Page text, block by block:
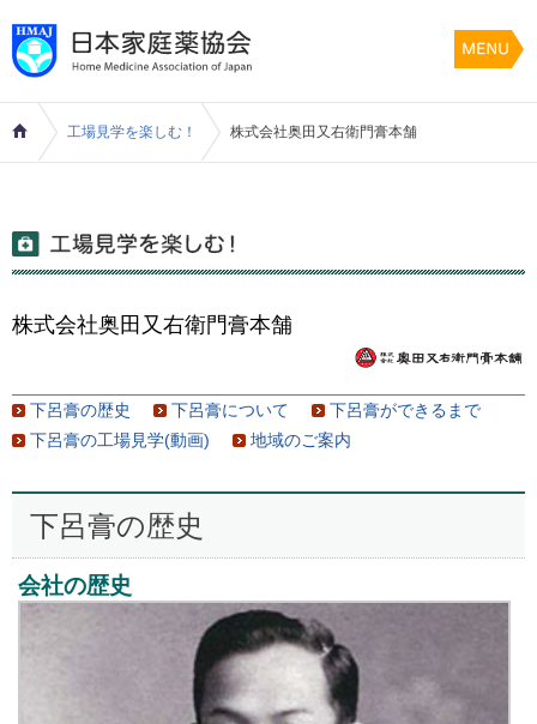
工場見学を楽しむ！ 株式会社奥田又右衛門膏本舗
株式会社奥田又右衛門膏本舗
下呂膏の歴史 下呂膏について
下呂膏ができるまで
下呂膏の工場見学(動画)
地域のご案内
下呂膏の歴史
会社の歴史